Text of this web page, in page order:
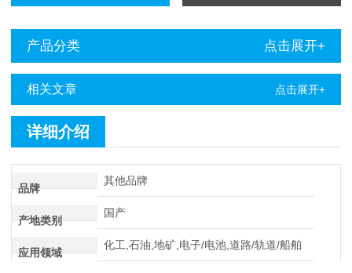
产品分类 点击展开+
相关文章 点击展开+
详细介绍
品牌
其他品牌
产地类别
国产
应用领域
化工,石油,地矿,电子/电池,道路/轨道/船舶